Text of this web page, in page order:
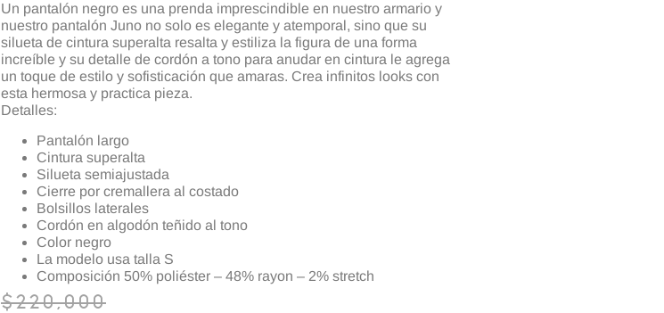
Un pantalón negro es una prenda imprescindible en nuestro armario y
nuestro pantalón Juno no solo es elegante y atemporal, sino que su
silueta de cintura superalta resalta y estiliza la figura de una forma
increíble y su detalle de cordón a tono para anudar en cintura le agrega
un toque de estilo y sofisticación que amaras. Crea infinitos looks con
esta hermosa y practica pieza.
Detalles:
Pantalón largo
Cintura superalta
Silueta semiajustada
Cierre por cremallera al costado
Bolsillos laterales
Cordón en algodón teñido al tono
Color negro
La modelo usa talla S
Composición 50% poliéster – 48% rayon – 2% stretch
$220,000